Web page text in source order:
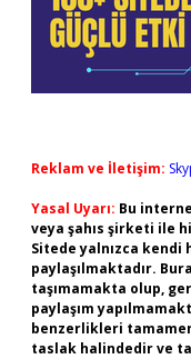
Reklam ve İletişim:
Yasal Uyarı: Bu
veya şahıs şirketi ile
Sitede yalnızca kendi
paylaşılmaktadır.
taşımamakta olup,
paylaşım
benzerlikleri
taslak halindedir ve